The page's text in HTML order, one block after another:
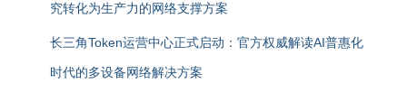
究转化为生产力的网络支撑方案
长三角Token运营中心正式启动：官方权威解读AI普惠化
时代的多设备网络解决方案